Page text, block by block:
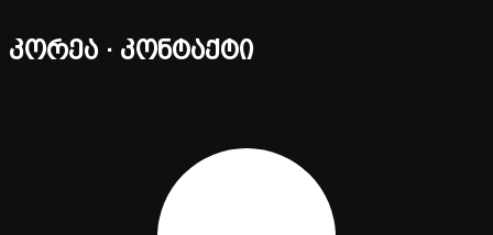
კორეა · კონტაქტი